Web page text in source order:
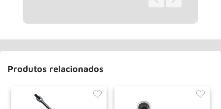
Produtos relacionados